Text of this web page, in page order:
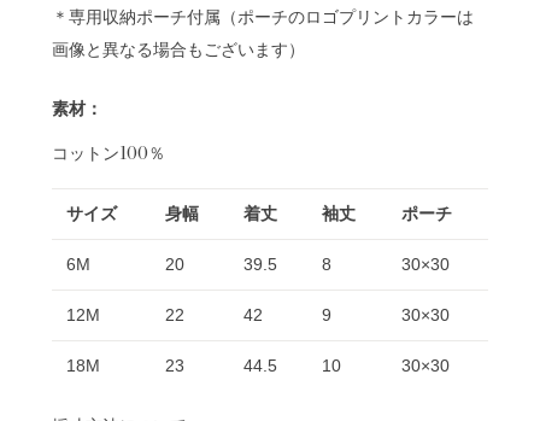
＊専用収納ポーチ付属（ポーチのロゴプリントカラーは
画像と異なる場合もございます）
素材：
コットン100％
サイズ 身幅 着丈 袖丈 ポーチ
6M 20 39.5 8 30×30
12M 22 42 9 30×30
18M 23 44.5 10 30×30